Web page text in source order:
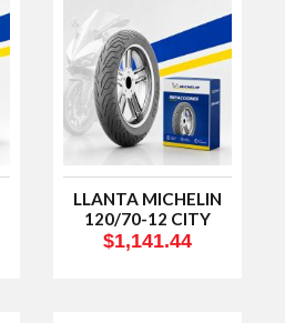
LLANTA MICHELIN
120/70-12 CITY
GRIP 2 51S TL
$1,141.44